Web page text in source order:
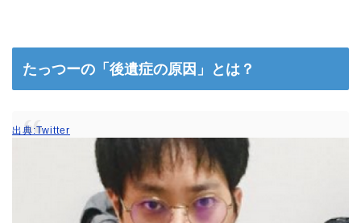
たっつーの「後遺症の原因」とは？
出典:Twitter